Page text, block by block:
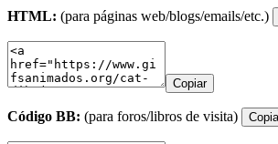
HTML: (para páginas web/blogs/emails/etc.)
Copiar
Código BB: (para foros/libros de visita)